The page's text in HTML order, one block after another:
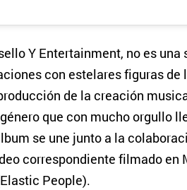
Y Entertainment, no es una
con estelares figuras de
de la creación
que con mucho orgullo
se une junto a la
correspondiente filmado en
People).